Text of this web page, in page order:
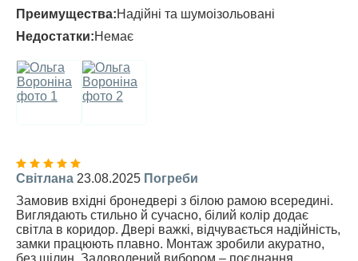
Преимущества:Надійні та шумоізольовані
Недостатки:Немає
Світлана 23.08.2025 Погреби
Замовив вхідні бронедвері з білою рамою всередині.
Виглядають стильно й сучасно, білий колір додає
світла в коридор. Двері важкі, відчувається надійність,
замки працюють плавно. Монтаж зробили акуратно,